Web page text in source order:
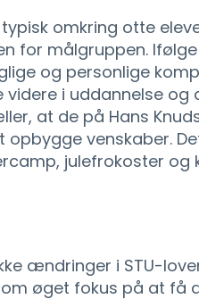
typisk omkring otte
for målgruppen.
og personlige
i uddannelse og
at de på Hans
venskaber.
julefrokoster og
ændringer i STU-
øget fokus på at få